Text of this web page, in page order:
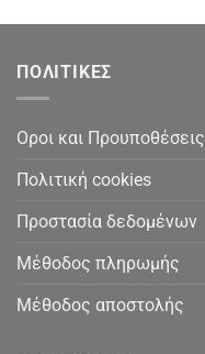
ΠΟΛΙΤΙΚΕΣ
Οροι και Προυποθέσεις
Πολιτική cookies
Προστασία δεδομένων
Μέθοδος πληρωμής
Μέθοδος αποστολής